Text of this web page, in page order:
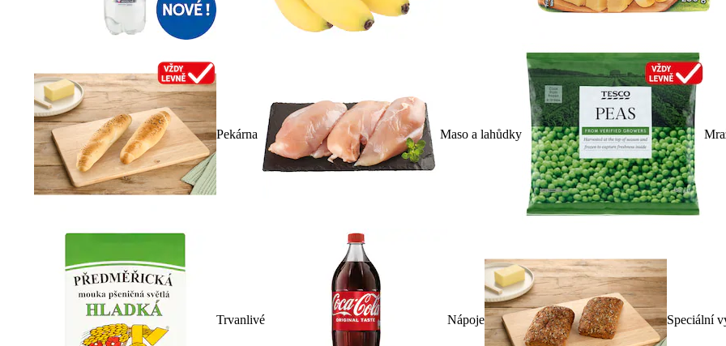
Pekárna Maso a lahůdky
Trvanlivé Nápoje Speciální